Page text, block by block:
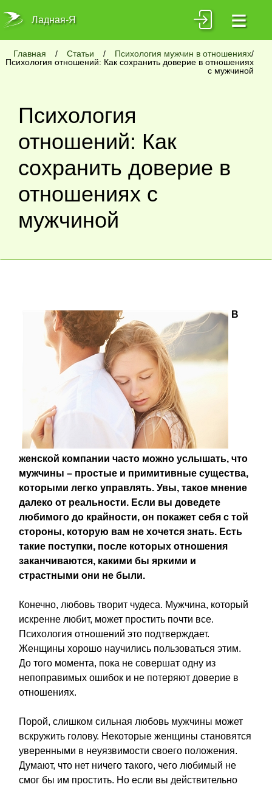
Ладная-Я ≡
Главная / Статьи / Психология мужчин в отношениях/
Психология отношений: Как сохранить доверие в отношениях
с мужчиной
Психология
отношений: Как
сохранить доверие в
отношениях с
мужчиной
В
женской компании часто можно услышать, что
мужчины – простые и примитивные существа,
которыми легко управлять. Увы, такое мнение
далеко от реальности. Если вы доведете
любимого до крайности, он покажет себя с той
стороны, которую вам не хочется знать. Есть
такие поступки, после которых отношения
заканчиваются, какими бы яркими и
страстными они не были.
Конечно, любовь творит чудеса. Мужчина, который
искренне любит, может простить почти все.
Психология отношений это подтверждает.
Женщины хорошо научились пользоваться этим.
До того момента, пока не совершат одну из
непоправимых ошибок и не потеряют доверие в
отношениях.
Порой, слишком сильная любовь мужчины может
вскружить голову. Некоторые женщины становятся
уверенными в неуязвимости своего положения.
Думают, что нет ничего такого, чего любимый не
смог бы им простить. Но если вы действительно